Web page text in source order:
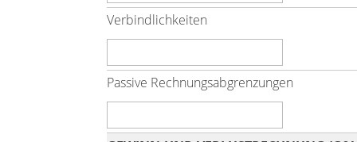
Verbindlichkeiten
Passive Rechnungsabgrenzungen